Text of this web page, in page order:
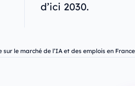
d’ici 2030.
le marché de l’IA et des emplois en